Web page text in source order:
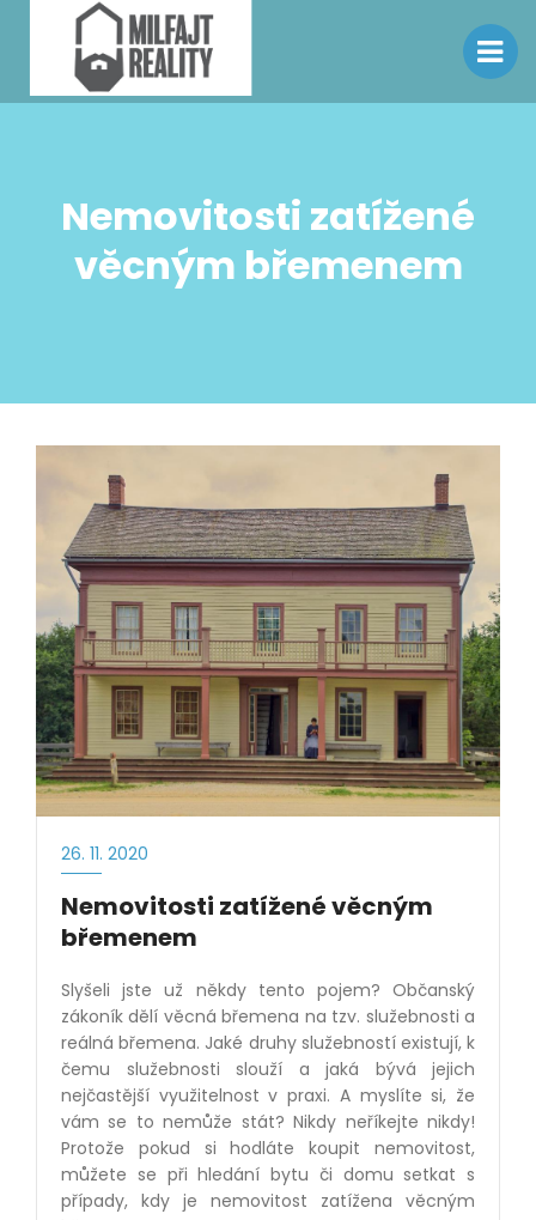
Nemovitosti zatížené
věcným břemenem
26. 11. 2020
Nemovitosti zatížené věcným
břemenem
Slyšeli jste už někdy tento pojem? Občanský
zákoník dělí věcná břemena na tzv. služebnosti a
reálná břemena. Jaké druhy služebností existují, k
čemu služebnosti slouží a jaká bývá jejich
nejčastější využitelnost v praxi. A myslíte si, že
vám se to nemůže stát? Nikdy neříkejte nikdy!
Protože pokud si hodláte koupit nemovitost,
můžete se při hledání bytu či domu setkat s
případy, kdy je nemovitost zatížena věcným